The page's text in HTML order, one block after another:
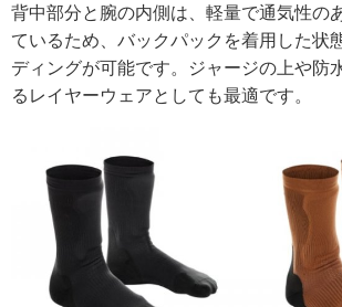
背中部分と腕の内側は、軽量で通気性の
ているため、バックパックを着用した状
ディングが可能です。ジャージの上や防
るレイヤーウェアとしても最適です。